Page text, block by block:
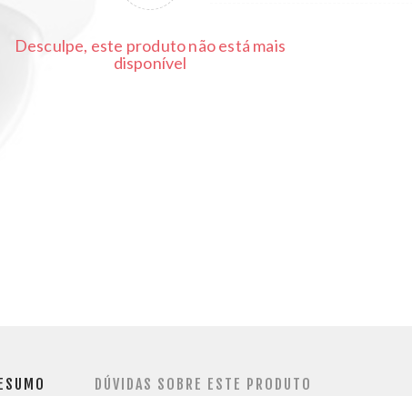
Desculpe, este produto não está mais
disponível
DÚVIDAS SOBRE ESTE PRODUTO